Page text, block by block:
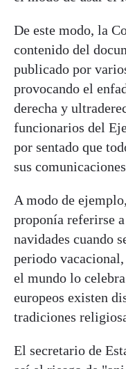
De este modo, la
contenido del
publicado por
provocando el
derecha y
funcionarios del
por sentado que
sus
A modo de
proponía referirse
navidades cuando
periodo
el mundo lo
europeos existen
tradiciones
El secretario de